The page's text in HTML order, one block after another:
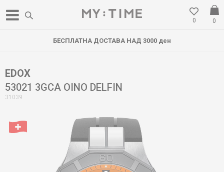
0
0
БЕСПЛАТНА ДОСТАВА НАД 3000 ден
EDOX
53021 3GCA OINO DELFIN
31039